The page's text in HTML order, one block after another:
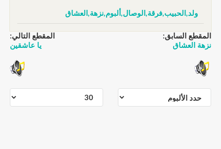
ولد,الحبيب,فرقة,الوصال,ألبوم,نزهة,العشاق
المقطع السابق:
نزهة العشاق
المقطع التالي:
يا عاشقين